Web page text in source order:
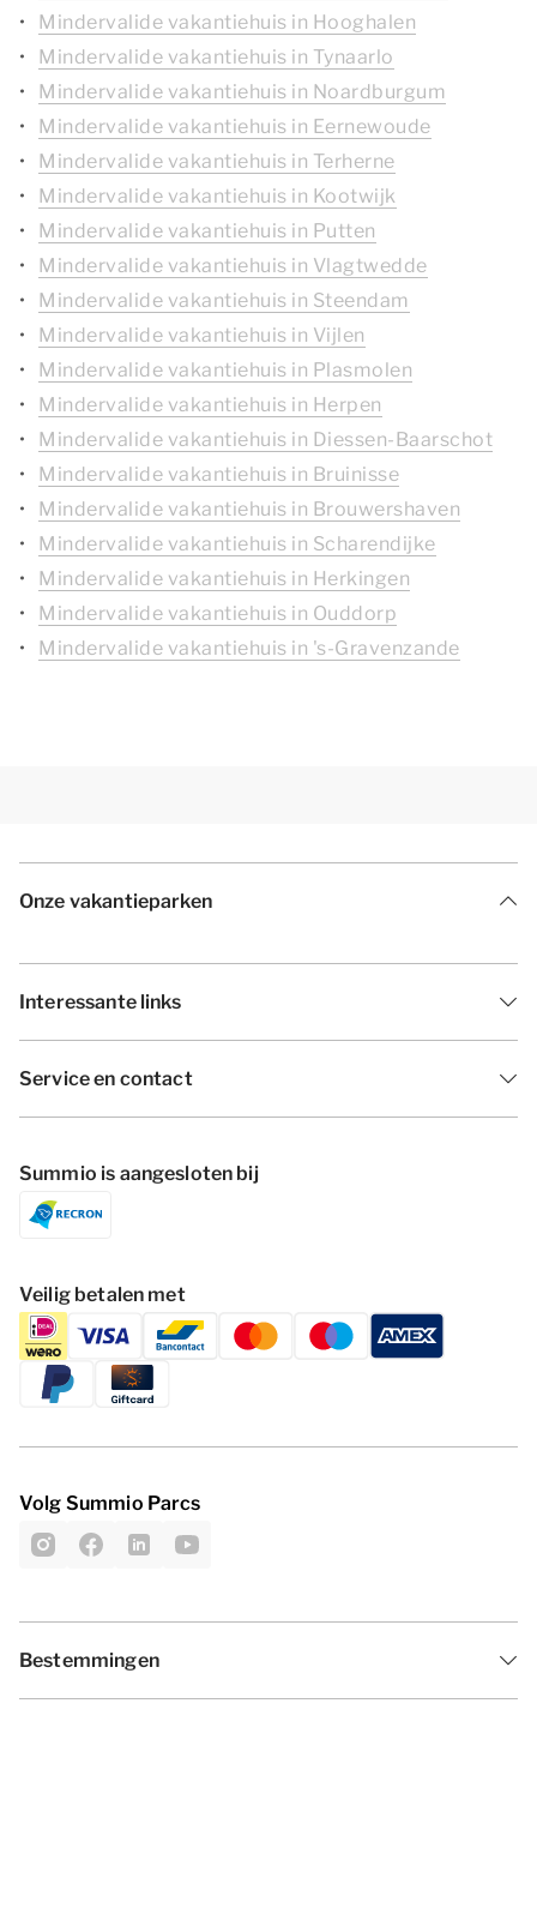
Mindervalide vakantiehuis in Hooghalen
Mindervalide vakantiehuis in Tynaarlo
Mindervalide vakantiehuis in Noardburgum
Mindervalide vakantiehuis in Eernewoude
Mindervalide vakantiehuis in Terherne
Mindervalide vakantiehuis in Kootwijk
Mindervalide vakantiehuis in Putten
Mindervalide vakantiehuis in Vlagtwedde
Mindervalide vakantiehuis in Steendam
Mindervalide vakantiehuis in Vijlen
Mindervalide vakantiehuis in Plasmolen
Mindervalide vakantiehuis in Herpen
Mindervalide vakantiehuis in Diessen-Baarschot
Mindervalide vakantiehuis in Bruinisse
Mindervalide vakantiehuis in Brouwershaven
Mindervalide vakantiehuis in Scharendijke
Mindervalide vakantiehuis in Herkingen
Mindervalide vakantiehuis in Ouddorp
Mindervalide vakantiehuis in 's-Gravenzande
Onze vakantieparken
Interessante links
Service en contact
Summio is aangesloten bij
Veilig betalen met
Volg Summio Parcs
Bestemmingen